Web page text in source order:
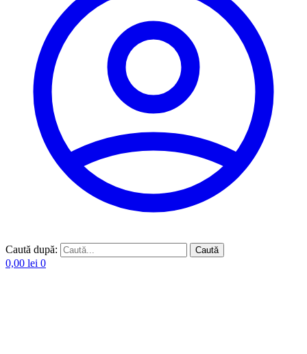
Caută după: Caută
0,00 lei 0